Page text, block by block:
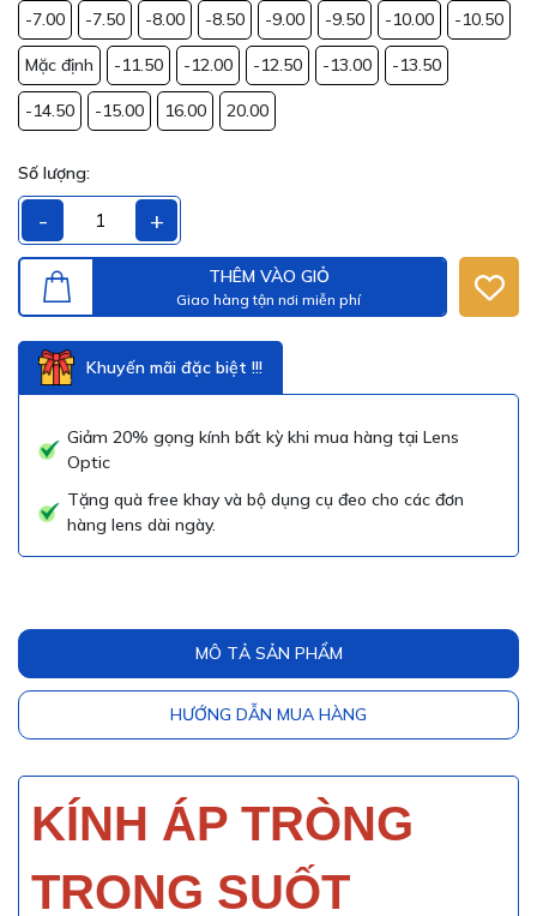
-7.00 -7.50 -8.00 -8.50 -9.00 -9.50 -10.00 -10.50
Mặc định -11.50 -12.00 -12.50 -13.00 -13.50
-14.50 -15.00 16.00 20.00
Số lượng:
- +
THÊM VÀO GIỎ
Giao hàng tận nơi miễn phí
Khuyến mãi đặc biệt !!!
Giảm 20% gọng kính bất kỳ khi mua hàng tại Lens
Optic
Tặng quà free khay và bộ dụng cụ đeo cho các đơn
hàng lens dài ngày.
MÔ TẢ SẢN PHẨM
HƯỚNG DẪN MUA HÀNG
KÍNH ÁP TRÒNG
TRONG SUỐT